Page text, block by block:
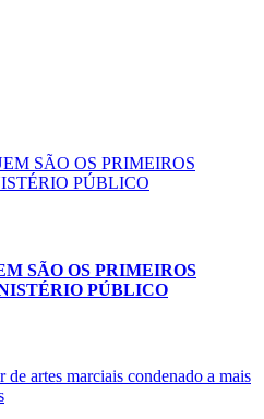
SÃO OS PRIMEIROS
PÚBLICO